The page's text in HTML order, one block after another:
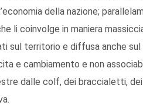
della nazione;
li coinvolge in maniera
sul territorio e diffusa anche sul
e cambiamento e non
dalle colf, dei braccialetti,